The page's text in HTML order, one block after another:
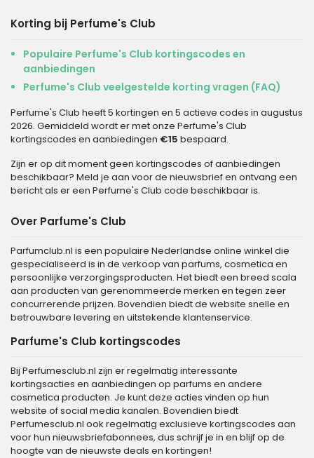
Korting bij Perfume's Club
Populaire Perfume's Club kortingscodes en
aanbiedingen
Perfume's Club veelgestelde korting vragen (FAQ)
Perfume's Club heeft 5 kortingen en 5 actieve codes in augustus
2026. Gemiddeld wordt er met onze Perfume's Club
kortingscodes en aanbiedingen €15 bespaard.
Zijn er op dit moment geen kortingscodes of aanbiedingen
beschikbaar? Meld je aan voor de nieuwsbrief en ontvang een
bericht als er een Perfume's Club code beschikbaar is.
Over Parfume's Club
Parfumclub.nl is een populaire Nederlandse online winkel die
gespecialiseerd is in de verkoop van parfums, cosmetica en
persoonlijke verzorgingsproducten. Het biedt een breed scala
aan producten van gerenommeerde merken en tegen zeer
concurrerende prijzen. Bovendien biedt de website snelle en
betrouwbare levering en uitstekende klantenservice.
Parfume's Club kortingscodes
Bij Perfumesclub.nl zijn er regelmatig interessante
kortingsacties en aanbiedingen op parfums en andere
cosmetica producten. Je kunt deze acties vinden op hun
website of social media kanalen. Bovendien biedt
Perfumesclub.nl ook regelmatig exclusieve kortingscodes aan
voor hun nieuwsbriefabonnees, dus schrijf je in en blijf op de
hoogte van de nieuwste deals en kortingen!